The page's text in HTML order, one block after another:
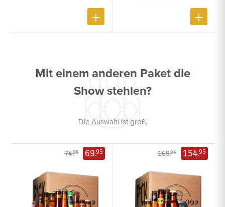
Mit einem anderen Paket die
Show stehlen?
Die Auswahl ist groß.
74.95 69.95 169.95 154.95